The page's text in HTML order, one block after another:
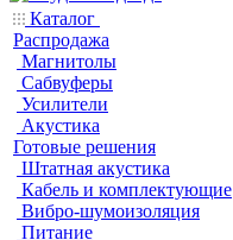
Каталог
Распродажа
Магнитолы
Сабвуферы
Усилители
Акустика
Готовые решения
Штатная акустика
Кабель и комплектующие
Вибро-шумоизоляция
Питание